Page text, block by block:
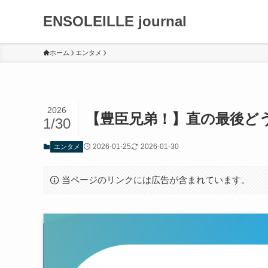
ENSOLEILLE journal
ホーム エンタメ
【豊臣兄弟！】直の最後
2026
1/30
エンタメ 2026-01-25 2026-01-30
当ページのリンクには広告が含まれています。